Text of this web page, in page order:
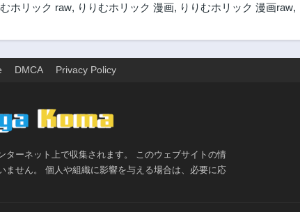
ホリック raw, りりむホリック 漫画, りりむホリック 漫画raw,
DMCA Privacy Policy
ターネット上で収集されます。 このウェブサイトの情
ません。 個人や組織に影響を与える場合は、必要に応